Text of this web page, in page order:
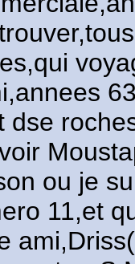
dse
ou je
11,et